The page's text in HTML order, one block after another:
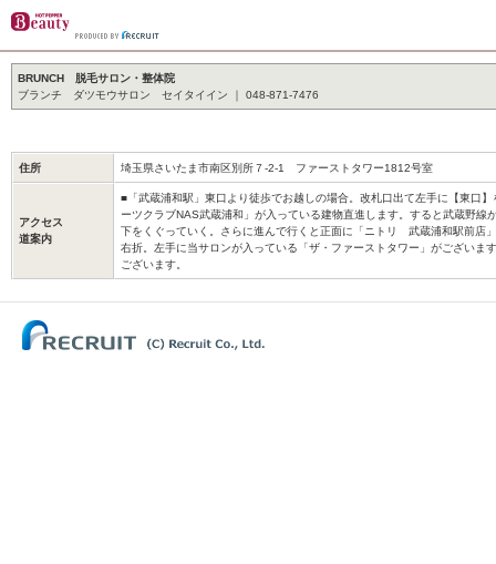
BRUNCH 脱毛サロン・整体院
ブランチ ダツモウサロン セイタイイン ｜ 048-871-7476
住所 埼玉県さいたま市南区別所７-2-1 ファーストタワー1812号室
アクセス
道案内
■「武蔵浦和駅」東口より徒歩でお越しの場合。改札口出て左手に【東口
ーツクラブNAS武蔵浦和」が入っている建物直進します。すると武蔵野線
下をくぐっていく。さらに進んで行くと正面に「ニトリ 武蔵浦和駅前店
右折。左手に当サロンが入っている「ザ・ファーストタワー」がございま
ございます。